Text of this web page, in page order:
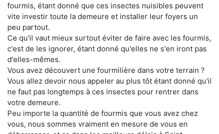
fourmis, étant donné que ces insectes nuisibles peuvent
vite investir toute la demeure et installer leur foyers un
peu partout.
Ce qu'il vaut mieux surtout éviter de faire avec les fourmis,
c'est de les ignorer, étant donné qu'elles ne s'en iront pas
d'elles-mêmes.
Vous avez découvert une fourmilière dans votre terrain ?
Vous allez devoir nous appeler au plus tôt étant donné qu'il
ne faut pas longtemps à ces insectes pour rentrer dans
votre demeure.
Peu importe la quantité de fourmis que vous avez chez
vous, nous sommes vraiment en mesure de vous en